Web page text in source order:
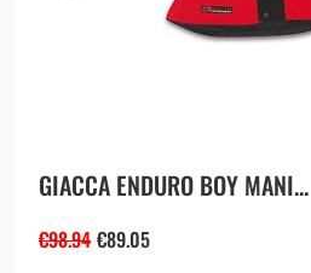
GIACCA ENDURO BOY MANI...
€98.94 €89.05